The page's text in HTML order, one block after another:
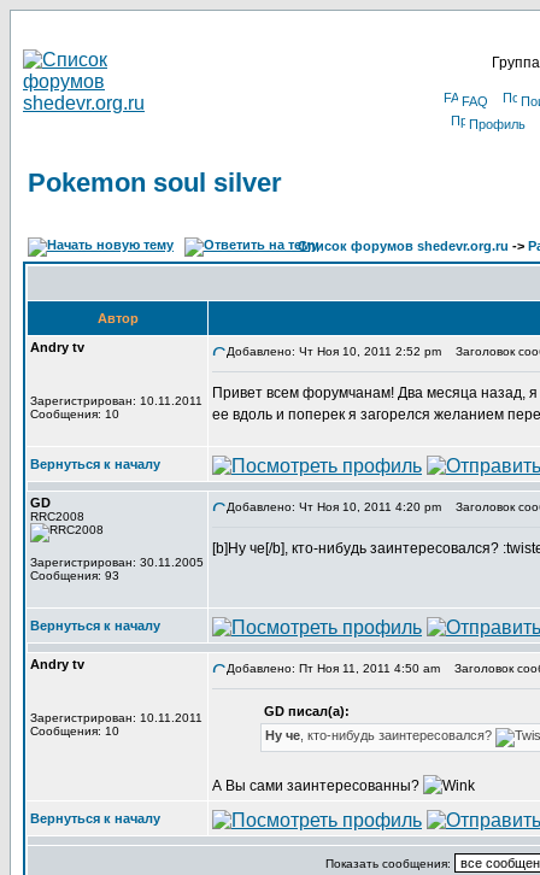
FAQ
Профиль
Pokemon soul silver
Список форумов shedevr.org.ru ->
Автор
Andry tv
Зарегистрирован: 10.11.2011
Сообщения: 10
Добавлено: Чт Ноя 10, 2011 2:52 pm Заголовок
Привет всем форумчанам! Два месяца назад,
ее вдоль и поперек я загорелся желанием
Вернуться к началу
GD
RRC2008
Зарегистрирован: 30.11.2005
Сообщения: 93
Добавлено: Чт Ноя 10, 2011 4:20 pm Заголовок
[b]Ну че[/b], кто-нибудь заинтересовался?
Вернуться к началу
Andry tv
Зарегистрирован: 10.11.2011
Сообщения: 10
Добавлено: Пт Ноя 11, 2011 4:50 am Заголовок
GD писал(а):
Ну че , кто-нибудь заинтересовался?
А Вы сами заинтересованны?
Вернуться к началу
Показать сообщения: